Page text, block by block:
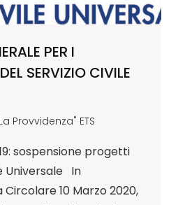
PER I
SERVIZIO CIVILE
Provvidenza" ETS
sospensione progetti
Universale In
10 Marzo 2020,